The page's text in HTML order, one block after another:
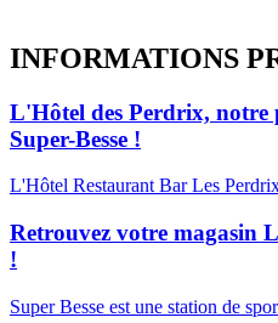
INFORMATIONS
L'Hôtel des Perdrix, notre
Super-Besse !
L'Hôtel Restaurant Bar Les
Retrouvez votre magasin
!
Super Besse est une station de